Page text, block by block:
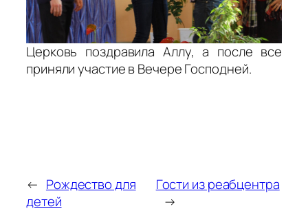
Церковь поздравила Аллу, а после все
приняли участие в Вечере Господней.
← Рождество для
детей
Гости из реабцентра
→